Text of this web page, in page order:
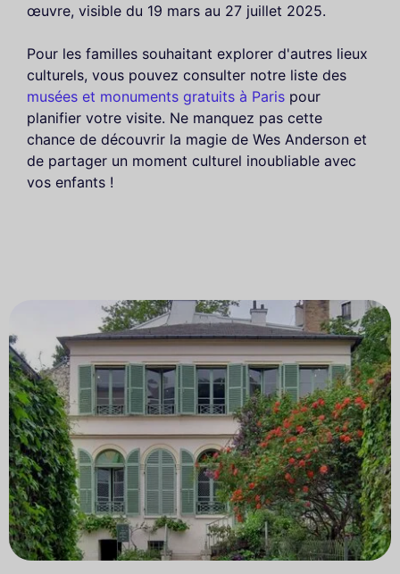
œuvre, visible du 19 mars au 27 juillet 2025.
Pour les familles souhaitant explorer d'autres lieux
culturels, vous pouvez consulter notre liste des
musées et monuments gratuits à Paris pour
planifier votre visite. Ne manquez pas cette
chance de découvrir la magie de Wes Anderson et
de partager un moment culturel inoubliable avec
vos enfants !